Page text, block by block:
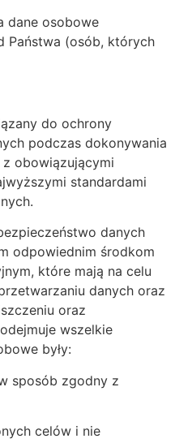
dane osobowe
Państwa (osób, których
do ochrony
podczas dokonywania
obowiązującymi
standardami
danych
odpowiednim środkom
które mają na celu
danych oraz
oraz
wszelkie
były:
sposób zgodny z
celów i nie